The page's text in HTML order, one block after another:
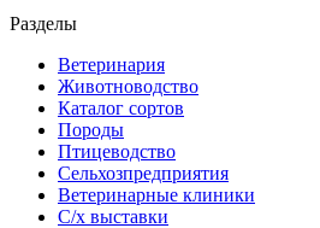
Разделы
Ветеринария
Животноводство
Каталог сортов
Породы
Птицеводство
Сельхозпредприятия
Ветеринарные клиники
С/х выставки